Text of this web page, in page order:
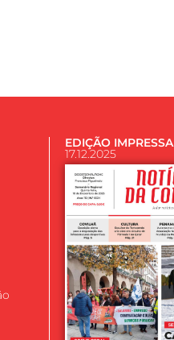
EDIÇÃO IMPRESSA
17.12.2025